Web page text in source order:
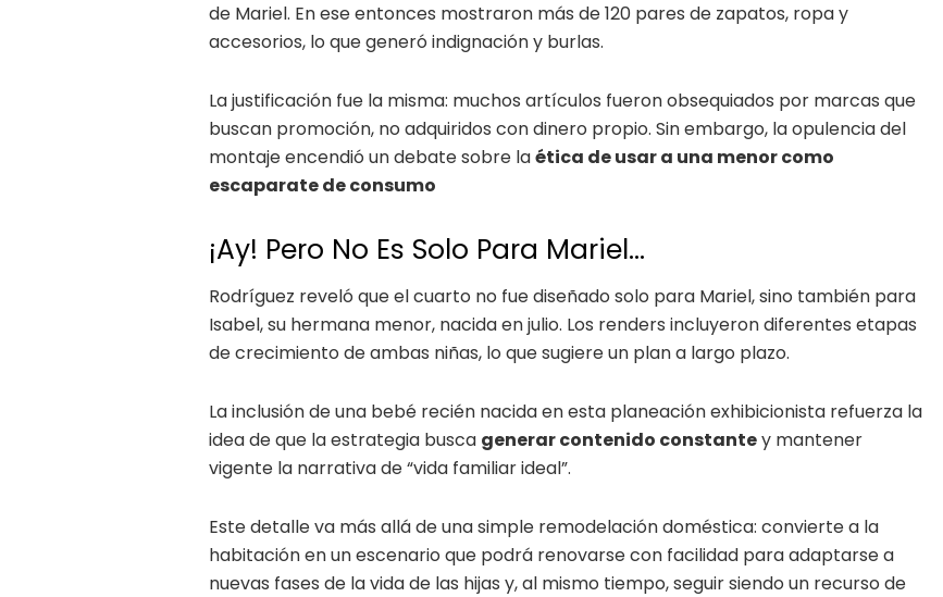
de Mariel. En ese entonces mostraron más de 120 pares de zapatos, ropa y
accesorios, lo que generó indignación y burlas.
La justificación fue la misma: muchos artículos fueron obsequiados por marcas que
buscan promoción, no adquiridos con dinero propio. Sin embargo, la opulencia del
montaje encendió un debate sobre laética de usar a una menor como
escaparate de consumo
¡Ay! Pero No Es Solo Para Mariel…
Rodríguez reveló que el cuarto no fue diseñado solo para Mariel, sino también para
Isabel, su hermana menor, nacida en julio. Los renders incluyeron diferentes etapas
de crecimiento de ambas niñas, lo que sugiere un plan a largo plazo.
La inclusión de una bebé recién nacida en esta planeación exhibicionista refuerza la
idea de que la estrategia busca generar contenido constantey mantener
vigente la narrativa de “vida familiar ideal”.
Este detalle va más allá de una simple remodelación doméstica: convierte a la
habitación en un escenario que podrá renovarse con facilidad para adaptarse a
nuevas fases de la vida de las hijas y, al mismo tiempo, seguir siendo un recurso de